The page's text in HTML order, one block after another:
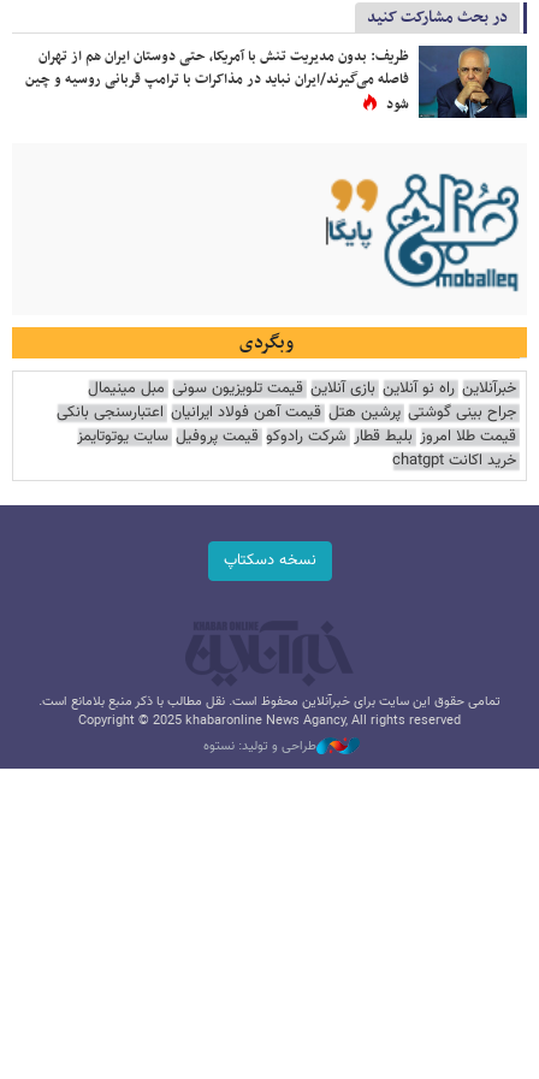
در بحث مشارکت کنید
ظریف: بدون مدیریت تنش با آمریکا، حتی دوستان ایران هم از تهران
فاصله می‌گیرند/ایران نباید در مذاکرات با ترامپ قربانی روسیه و چین
شود
وبگردی
خبرآنلاین راه نو آنلاین بازی آنلاین قیمت تلویزیون سونی مبل مینیمال
جراح بینی گوشتی پرشین هتل قیمت آهن فولاد ایرانیان اعتبارسنجی بانکی
قیمت طلا امروز بلیط قطار شرکت رادوکو قیمت پروفیل سایت یوتوتایمز
خرید اکانت chatgpt
نسخه دسکتاپ
تمامی حقوق این سایت برای خبرآنلاین محفوظ است. نقل مطالب با ذکر منبع بلامانع است.
Copyright © 2025 khabaronline News Agancy, All rights reserved
طراحی و تولید: نستوه